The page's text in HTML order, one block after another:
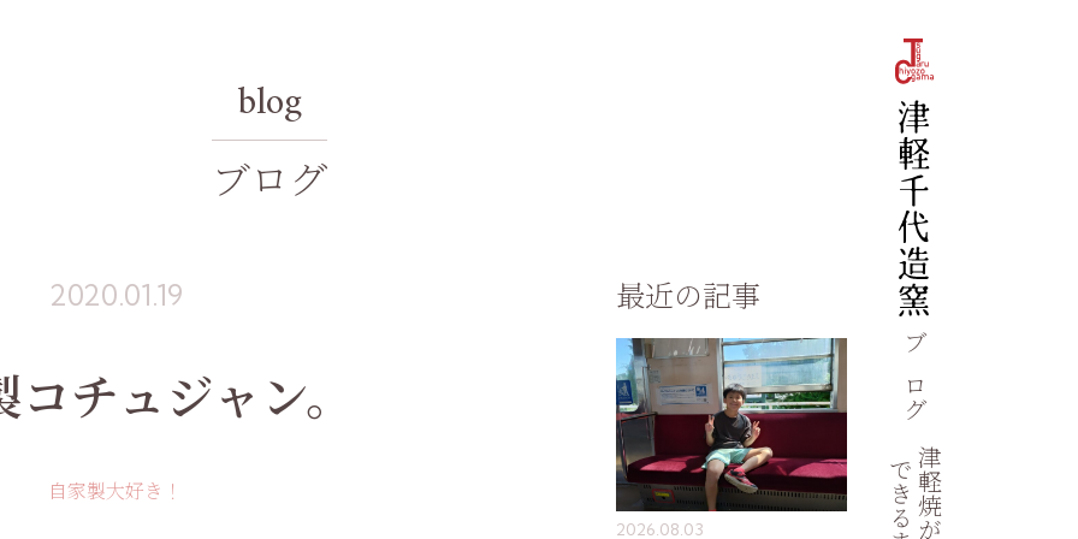
ブログ
津軽焼が
blog
ブログ
2020.01.19
チュジャン。
自家製大好き！
最近の記事
2026.08.03